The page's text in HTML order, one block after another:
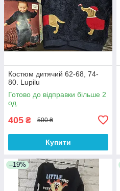
Костюм дитячий 62-68, 74-
80. Lupilu
Готово до відправки більше 2
од.
405 ₴ 500 ₴
Купити
–19%